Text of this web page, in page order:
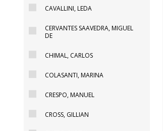
CAVALLINI, LEDA
CERVANTES SAAVEDRA, MIGUEL
DE
CHIMAL, CARLOS
COLASANTI, MARINA
CRESPO, MANUEL
CROSS, GILLIAN